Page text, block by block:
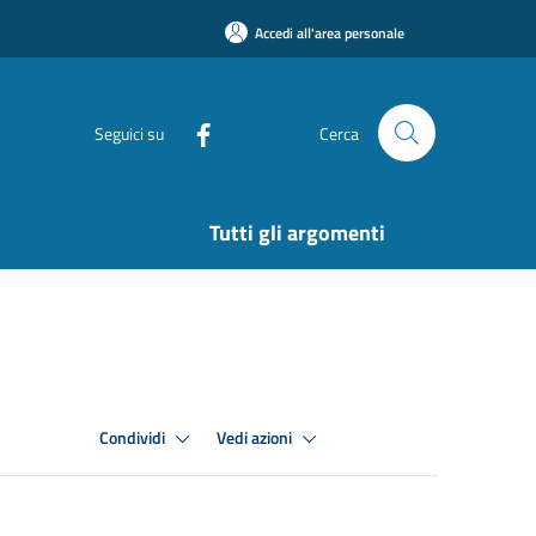
Accedi all'area personale
Seguici su Cerca
Tutti gli argomenti
Condividi Vedi azioni